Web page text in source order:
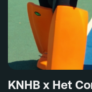
KNHB x Het